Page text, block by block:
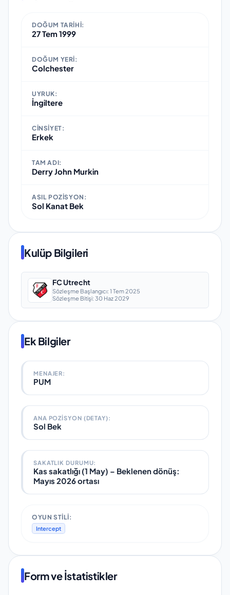
DOĞUM TARIHI:
27 Tem 1999
DOĞUM YERI:
Colchester
UYRUK:
İngiltere
CINSIYET:
Erkek
TAM ADI:
Derry John Murkin
ASIL POZISYON:
Sol Kanat Bek
Kulüp Bilgileri
FC Utrecht
Sözleşme Başlangıcı: 1 Tem 2025
Sözleşme Bitişi: 30 Haz 2029
Ek Bilgiler
MENAJER:
PUM
ANA POZISYON (DETAY):
Sol Bek
SAKATLIK DURUMU:
Kas sakatlığı (1 May) – Beklenen dönüş:
Mayıs 2026 ortası
OYUN STILI:
Intercept
Form ve İstatistikler